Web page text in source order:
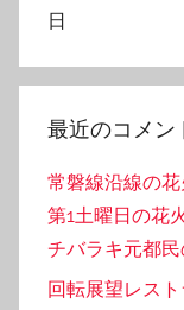
日
最近のコメン
常磐線沿線の
第1土曜日の花
チバラキ元都
回転展望レス